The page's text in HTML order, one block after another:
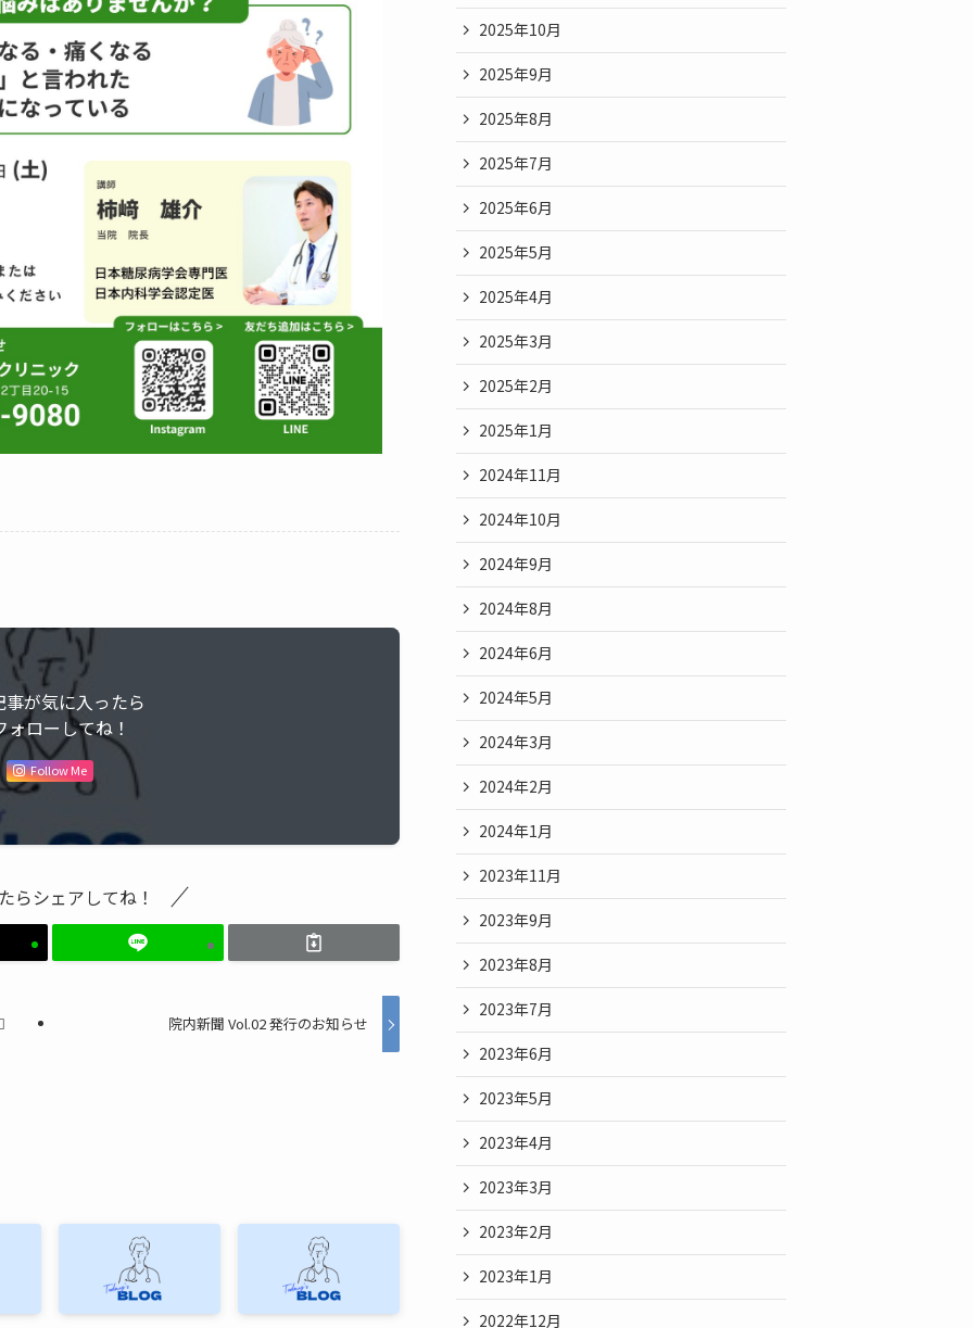
事が気に入ったら
ローしてね！
Follow Me
らシェアしてね！
院内新聞 Vol.02 発行のお知らせ
2025年10月
2025年9月
2025年8月
2025年7月
2025年6月
2025年5月
2025年4月
2025年3月
2025年2月
2025年1月
2024年11月
2024年10月
2024年9月
2024年8月
2024年6月
2024年5月
2024年3月
2024年2月
2024年1月
2023年11月
2023年9月
2023年8月
2023年7月
2023年6月
2023年5月
2023年4月
2023年3月
2023年2月
2023年1月
2022年12月